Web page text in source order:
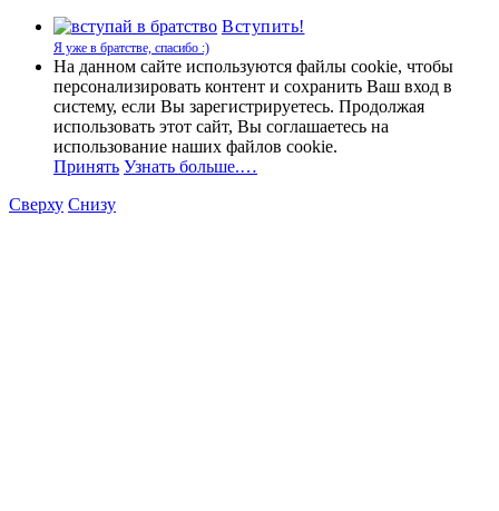
Вступить!
Я уже в братстве, спасибо :)
На данном сайте используются файлы cookie, чтобы
персонализировать контент и сохранить Ваш вход в
систему, если Вы зарегистрируетесь. Продолжая
использовать этот сайт, Вы соглашаетесь на
использование наших файлов cookie.
Принять Узнать больше.…
Сверху Снизу